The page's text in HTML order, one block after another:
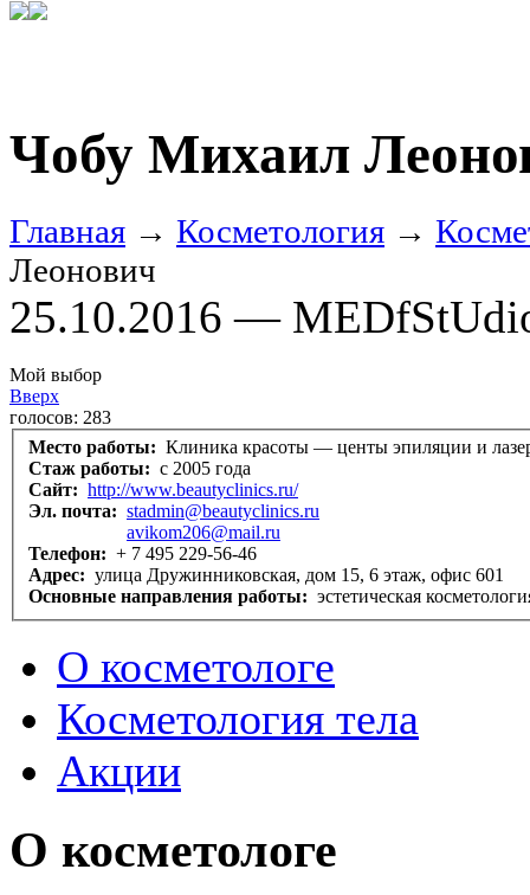
Чобу Михаил
Главная → Косметология →
Леонович
25.10.2016 —
Мой выбор
Вверх
голосов: 283
Место работы: Клиника красоты — центы эпиляции и
Стаж работы: с 2005 года
Сайт: http://www.beautyclinics.ru/
Эл. почта: stadmin@beautyclinics.ru
avikom206@mail.ru
Телефон: + 7 495 229-56-46
Адрес: улица Дружинниковская, дом 15, 6 этаж, офис 601
Основные направления работы: эстетическая
О косметологе
Косметология тела
Акции
О косметологе